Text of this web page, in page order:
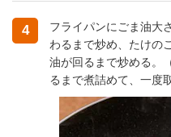
4
フライパンにごま油大
わるまで炒め、たけの
油が回るまで炒める。
るまで煮詰めて、一度